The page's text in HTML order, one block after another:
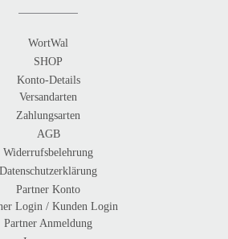
WortWal
SHOP
Konto-Details
Versandarten
Zahlungsarten
AGB
Widerrufsbelehrung
Datenschutzerklärung
Partner Konto
Login / Kunden Login
Partner Anmeldung